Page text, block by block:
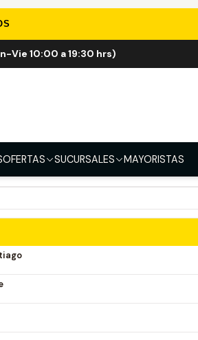
Vie 10:00 a 19:30 hrs)
OFERTAS SUCURSALES MAYORISTAS
Max 9000 Puffs
ICE